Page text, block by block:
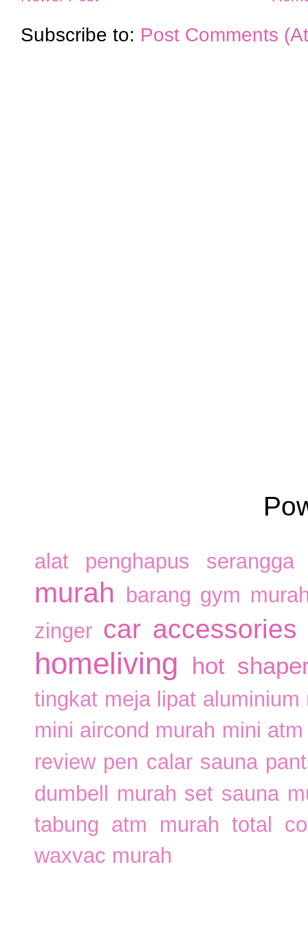
Subscribe to: Post Comments
alat penghapus serangga
murah
barang gym
zinger car accessories
homeliving hot
tingkat meja lipat aluminium
mini aircond murah mini
review pen calar sauna
dumbell murah set sauna
tabung atm murah total
waxvac murah